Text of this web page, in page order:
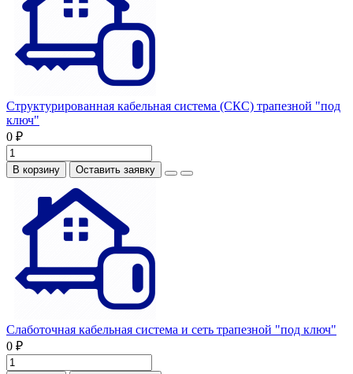
Структурированная кабельная система (СКС) трапезной "под
ключ"
0 ₽
В корзину Оставить заявку
Слаботочная кабельная система и сеть трапезной "под ключ"
0 ₽